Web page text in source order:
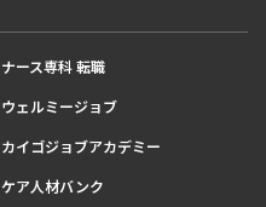
ナース専科 転職
ウェルミージョブ
カイゴジョブアカデミー
ケア人材バンク